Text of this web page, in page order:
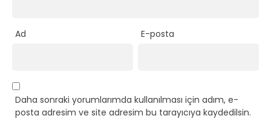
Ad E-posta
Daha sonraki yorumlarımda kullanılması için adım, e-
posta adresim ve site adresim bu tarayıcıya kaydedilsin.